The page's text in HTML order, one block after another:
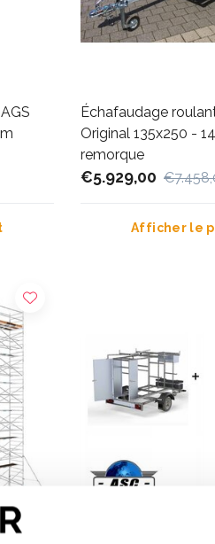
Échafaudage
Original 135x250 -
remorque
€5.929,00
Afficher le